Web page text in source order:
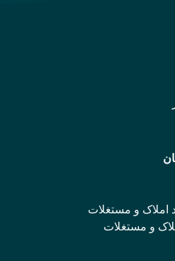
املاک و مستغلات
و مستغلات